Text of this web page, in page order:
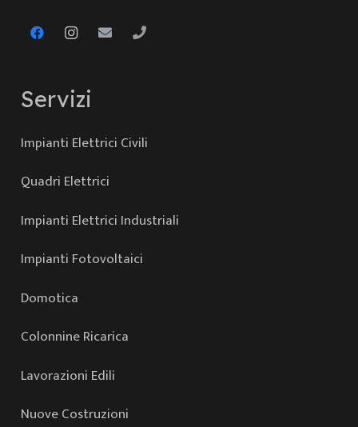
Servizi
Impianti Elettrici Civili
Quadri Elettrici
Impianti Elettrici Industriali
Impianti Fotovoltaici
Domotica
Colonnine Ricarica
Lavorazioni Edili
Nuove Costruzioni